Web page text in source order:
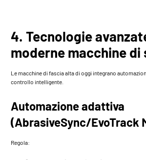
4. Tecnologie
moderne macchine di
Le macchine di fascia alta di oggi integrano
controllo intelligente.
Automazione adattiva
(AbrasiveSync/EvoTrack
Regola: